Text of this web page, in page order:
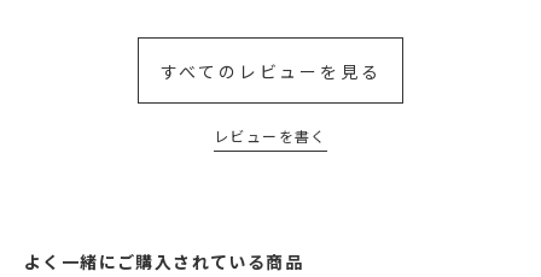
すべてのレビューを見る
レビューを書く
よく一緒にご購入されている商品